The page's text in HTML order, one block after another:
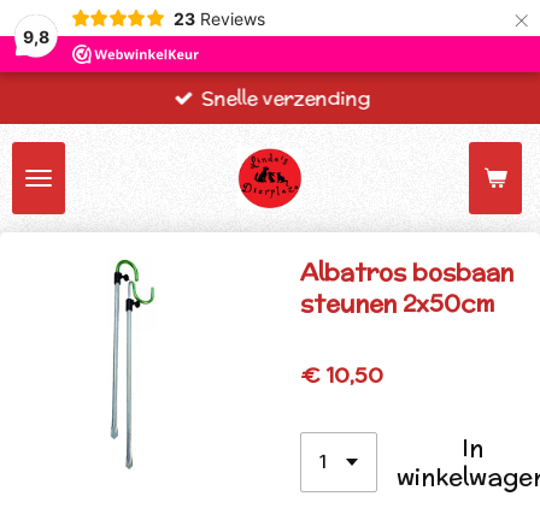
9,8
23 Reviews ×
Snelle verzending
Albatros bosbaan
steunen 2x50cm
€ 10,50
In